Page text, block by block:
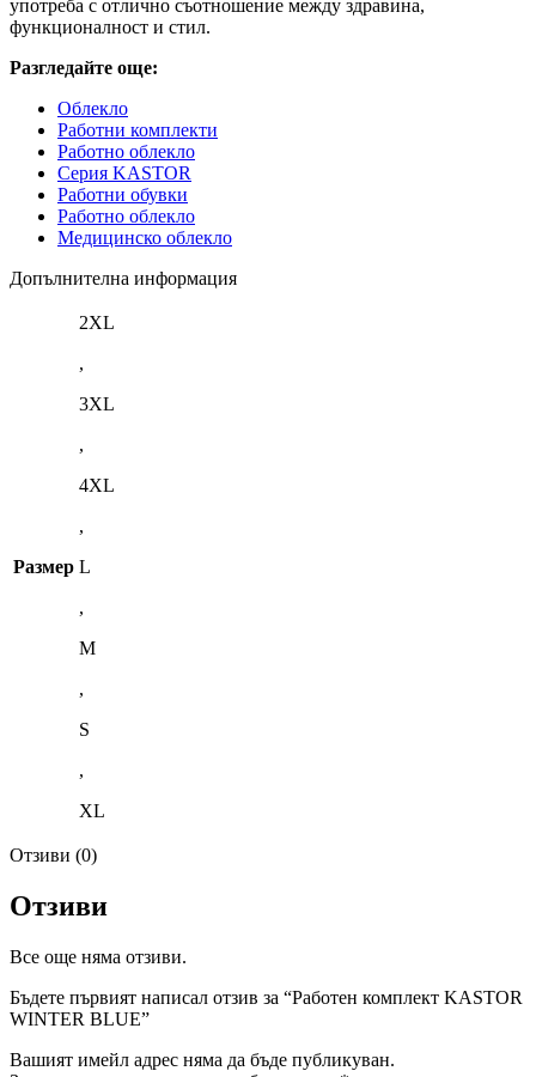
употреба с отлично съотношение между здравина,
функционалност и стил.
Разгледайте още:
Облекло
Работни комплекти
Работно облекло
Серия KASTOR
Работни обувки
Работно облекло
Медицинско облекло
Допълнителна информация
Размер
2XL
,
3XL
,
4XL
,
L
,
M
,
S
,
XL
Отзиви (0)
Отзиви
Все още няма отзиви.
Бъдете първият написал отзив за “Работен комплект KASTOR
WINTER BLUE”
Вашият имейл адрес няма да бъде публикуван.